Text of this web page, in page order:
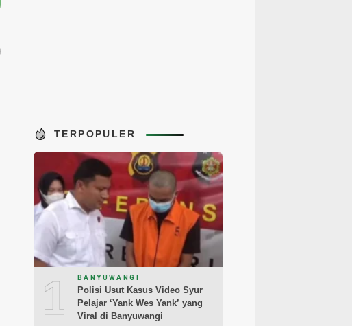
TERPOPULER
1 BANYUWANGI
Polisi Usut Kasus Video Syur
Pelajar ‘Yank Wes Yank’ yang
Viral di Banyuwangi